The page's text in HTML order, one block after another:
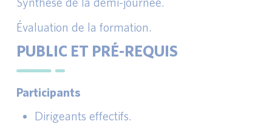
Évaluation de la formation.
PUBLIC ET PRÉ-REQUIS
Participants
Dirigeants effectifs.